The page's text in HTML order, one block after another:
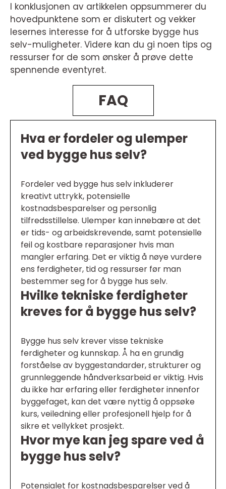
I konklusjonen av artikkelen oppsummerer du
hovedpunktene som er diskutert og vekker
lesernes interesse for å utforske bygge hus
selv-muligheter. Videre kan du gi noen tips og
ressurser for de som ønsker å prøve dette
spennende eventyret.
FAQ
Hva er fordeler og ulemper
ved bygge hus selv?
Fordeler ved bygge hus selv inkluderer
kreativt uttrykk, potensielle
kostnadsbesparelser og personlig
tilfredsstillelse. Ulemper kan innebære at det
er tids- og arbeidskrevende, samt potensielle
feil og kostbare reparasjoner hvis man
mangler erfaring. Det er viktig å nøye vurdere
ens ferdigheter, tid og ressurser før man
bestemmer seg for å bygge hus selv.
Hvilke tekniske ferdigheter
kreves for å bygge hus selv?
Bygge hus selv krever visse tekniske
ferdigheter og kunnskap. Å ha en grundig
forståelse av byggestandarder, strukturer og
grunnleggende håndverksarbeid er viktig. Hvis
du ikke har erfaring eller ferdigheter innenfor
byggefaget, kan det være nyttig å oppsøke
kurs, veiledning eller profesjonell hjelp for å
sikre et vellykket prosjekt.
Hvor mye kan jeg spare ved å
bygge hus selv?
Potensialet for kostnadsbesparelser ved å